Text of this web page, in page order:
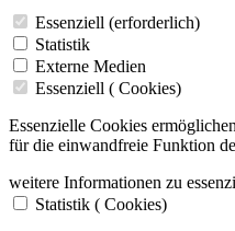
Essenziell (erforderlich)
Statistik
Externe Medien
Essenziell ( Cookies)
Essenzielle Cookies
für die einwandfreie Funktion
weitere Informationen zu
Statistik ( Cookies)